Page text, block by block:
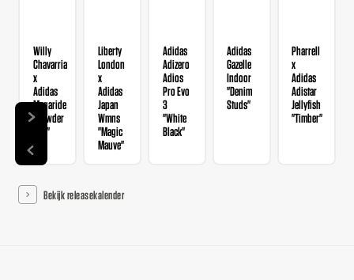
Willy
Chavarria
x
Adidas
Megaride
"Powder
Red"
Liberty
London
x
Adidas
Japan
Wmns
"Magic
Mauve"
Adidas
Adizero
Adios
Pro Evo
3
"White
Black"
Adidas
Gazelle
Indoor
"Denim
Studs"
Pharrell
x
Adidas
Adistar
Jellyfish
"Timber"
Bekijk releasekalender